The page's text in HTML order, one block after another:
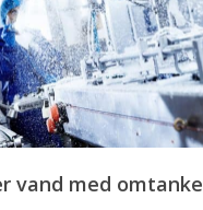
vand med omtanke